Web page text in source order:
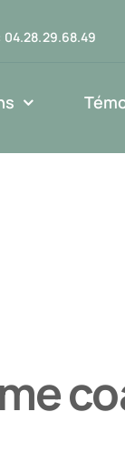
04.28.29.68.49